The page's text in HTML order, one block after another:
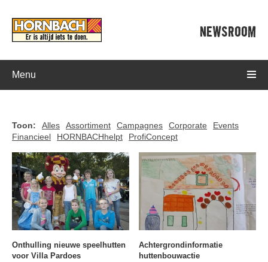
NEWSROOM
Menu
Toon: Alles Assortiment Campagnes Corporate
Events
Financieel
HORNBACHhelpt ProfiConcept
Onthulling nieuwe speelhutten
voor Villa Pardoes
Achtergrondinformatie
huttenbouwactie